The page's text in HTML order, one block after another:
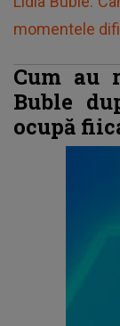
momentele
Cum au
Buble
ocupă